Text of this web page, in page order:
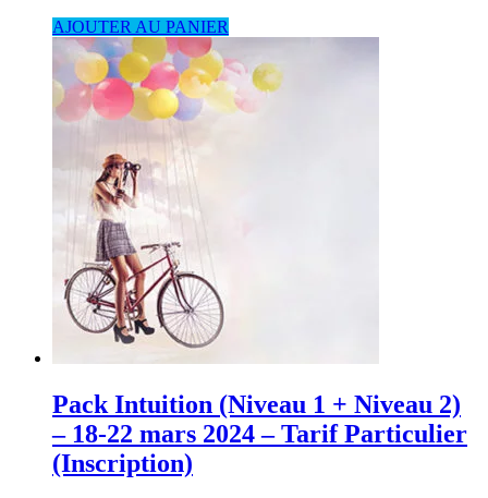
AJOUTER AU PANIER
Pack Intuition (Niveau 1 + Niveau 2)
– 18-22 mars 2024 – Tarif Particulier
(Inscription)